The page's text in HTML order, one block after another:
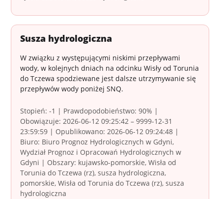
Susza hydrologiczna
W związku z występującymi niskimi przepływami
wody, w kolejnych dniach na odcinku Wisły od Torunia
do Tczewa spodziewane jest dalsze utrzymywanie się
przepływów wody poniżej SNQ.
Stopień: -1 | Prawdopodobieństwo: 90% |
Obowiązuje: 2026-06-12 09:25:42 – 9999-12-31
23:59:59 | Opublikowano: 2026-06-12 09:24:48 |
Biuro: Biuro Prognoz Hydrologicznych w Gdyni,
Wydział Prognoz i Opracowań Hydrologicznych w
Gdyni | Obszary: kujawsko-pomorskie, Wisła od
Torunia do Tczewa (rz), susza hydrologiczna,
pomorskie, Wisła od Torunia do Tczewa (rz), susza
hydrologiczna